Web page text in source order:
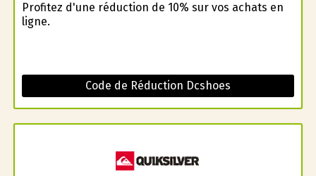
Profitez d'une réduction de 10% sur vos achats en
ligne.
Code de Réduction Dcshoes